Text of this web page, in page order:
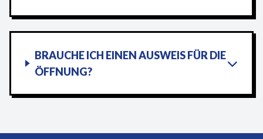
BRAUCHE ICH EINEN AUSWEIS FÜR DIE
ÖFFNUNG?